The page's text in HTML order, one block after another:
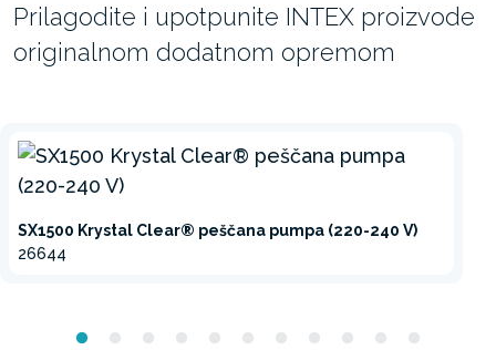
Prilagodite i upotpunite INTEX proizvode
originalnom dodatnom opremom
SX1500 Krystal Clear® peščana pumpa (220-240 V)
26644